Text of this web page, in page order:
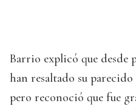
Barrio explicó que desde
han resaltado su
pero reconoció que fue